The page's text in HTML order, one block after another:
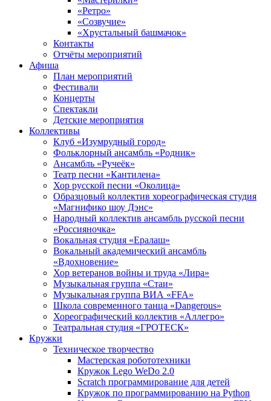
«Ретро»
«Созвучие»
«Хрустальный башмачок»
Контакты
Отчёты мероприятий
Афиша
План мероприятий
Фестивали
Концерты
Спектакли
Детские мероприятия
Коллективы
Клуб «Изумрудный город»
Фольклорный ансамбль «Родник»
Ансамбль «Ручеёк»
Театр песни «Кантилена»
Хор русской песни «Околица»
Образцовый коллектив хореографическая студия
«Магнифико шоу Дэнс»
Народный коллектив ансамбль русской песни
«Россияночка»
Вокальная студия «Ералаш»
Вокальный академический ансамбль
«Вдохновение»
Хор ветеранов войны и труда «Лира»
Музыкальная группа «Стаи»
Музыкальная группа ВИА «FFA»
Школа современного танца «Dangerous»
Хореографический коллектив «Аллегро»
Театральная студия «ГРОТЕСК»
Кружки
Техническое творчество
Мастерская робототехники
Кружок Lego WeDo 2.0
Scratch программирование для детей
Кружок по программированию на Python